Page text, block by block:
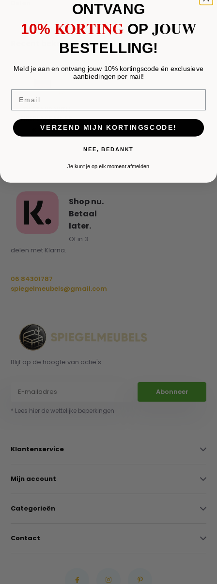
Recent bekeken
TV STAND WITH
FIREPLACE MK 68
€ 1.750,-
Shop nu.
Betaal
later.
Of in 3
delen met Klarna.
06 84301787
spiegelmeubels@gmail.com
Blijf op de hoogte van actie's:
Abonneer
* Lees hier de wettelijke beperkingen
Klantenservice
Mijn account
Categorieën
Contact
ONTVANG
10% KORTING OPJOUW
BESTELLING!
Meld je aan en ontvang jouw 10% kortingscode én exclusieve
aanbiedingen per mail!
VERZEND MIJN KORTINGSCODE!
NEE, BEDANKT
Je kunt je op elk moment afmelden